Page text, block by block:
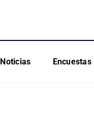
Noticias Encuestas